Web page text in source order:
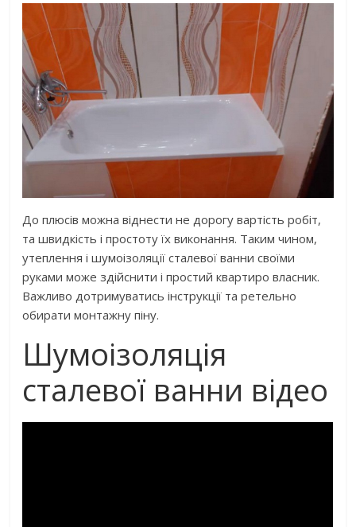
До плюсів можна віднести не дорогу вартість робіт,
та швидкість і простоту їх виконання. Таким чином,
утеплення і шумоізоляції сталевої ванни своїми
руками може здійснити і простий квартиро власник.
Важливо дотримуватись інструкції та ретельно
обирати монтажну піну.
Шумоізоляція
сталевої ванни відео